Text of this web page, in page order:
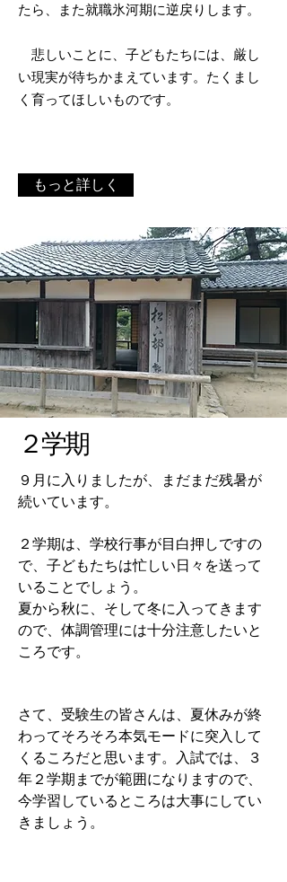
たら、また就職氷河期に逆戻りします。
​ 悲しいことに、子どもたちには、厳し
い現実が待ちかまえています。たくまし
く育ってほしいものです。
もっと詳しく
​２学期
９月に入りましたが、まだまだ残暑が
続いています。
２学期は、学校行事が目白押しですの
で、子どもたちは忙しい日々を送って
いることでしょう。
夏から秋に、そして冬に入ってきます
ので、体調管理には十分注意したいと
ころです。
​さて、受験生の皆さんは、夏休みが終
わってそろそろ本気モードに突入して
くるころだと思います。入試では、３
年２学期までが範囲になりますので、
今学習しているところは大事にしてい
きましょう。